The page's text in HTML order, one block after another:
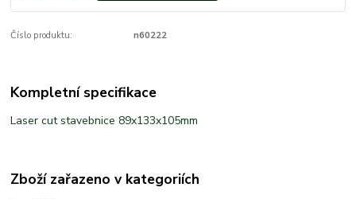
Číslo produktu: n60222
Kompletní specifikace
Laser cut stavebnice 89x133x105mm
Zboží zařazeno v kategoriích